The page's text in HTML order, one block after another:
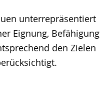
unterrepräsentiert
Eignung, Befähigung
den Zielen